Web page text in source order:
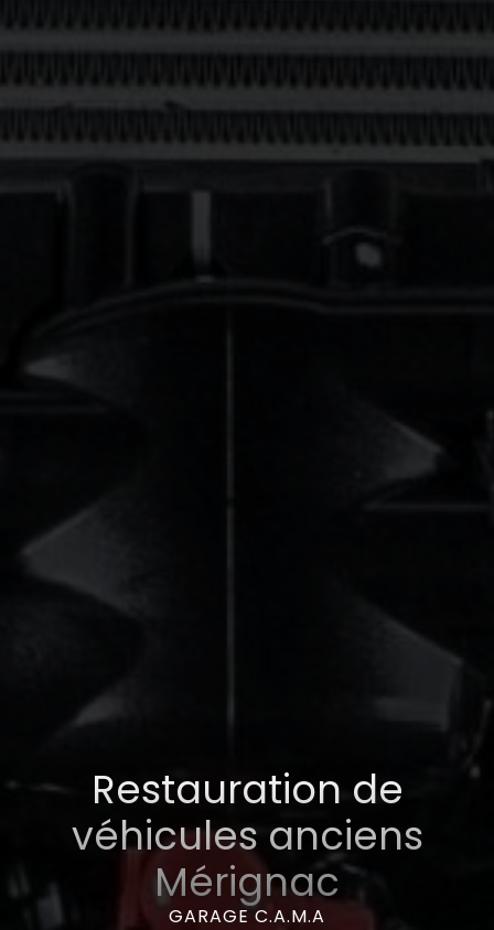
Restauration de
véhicules anciens
Mérignac
GARAGE C.A.M.A